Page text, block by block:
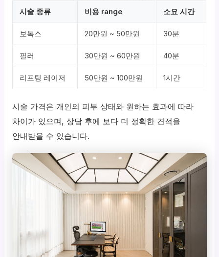
시술 종류
비용 range 소요 시간
보톡스 20만원 ~ 50만원 30분
필러 30만원 ~ 60만원 40분
리프팅 레이저 50만원 ~ 100만원 1시간
시술 가격은 개인의 피부 상태와 원하는 효과에 따라
차이가 있으며, 상담 후에 보다 더 정확한 견적을
안내받을 수 있습니다.